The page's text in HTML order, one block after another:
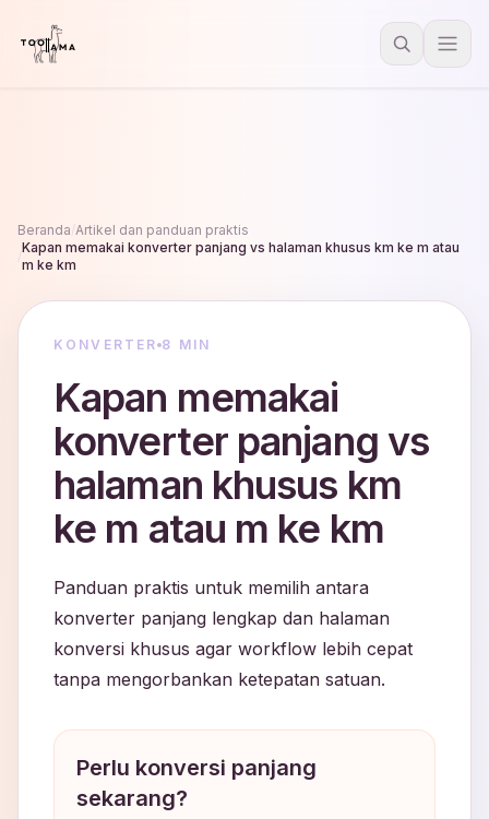
Beranda Artikel dan panduan praktis
Kapan memakai konverter panjang vs halaman khusus km ke m atau
m ke km
KONVERTER 8 MIN
Kapan memakai
konverter panjang vs
halaman khusus km
ke m atau m ke km
Panduan praktis untuk memilih antara
konverter panjang lengkap dan halaman
konversi khusus agar workflow lebih cepat
tanpa mengorbankan ketepatan satuan.
Perlu konversi panjang
sekarang?